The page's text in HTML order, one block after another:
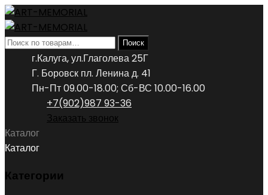
Искать: Поиск
г.Калуга, ул.Глаголева 25Г
Г. Боровск пл. Ленина д. 41
Пн-Пт 09.00-18.00; Сб-ВС 10.00-16.00
+7(902)987 93-36
Заказать звонок
Каталог
Каталог
Категории